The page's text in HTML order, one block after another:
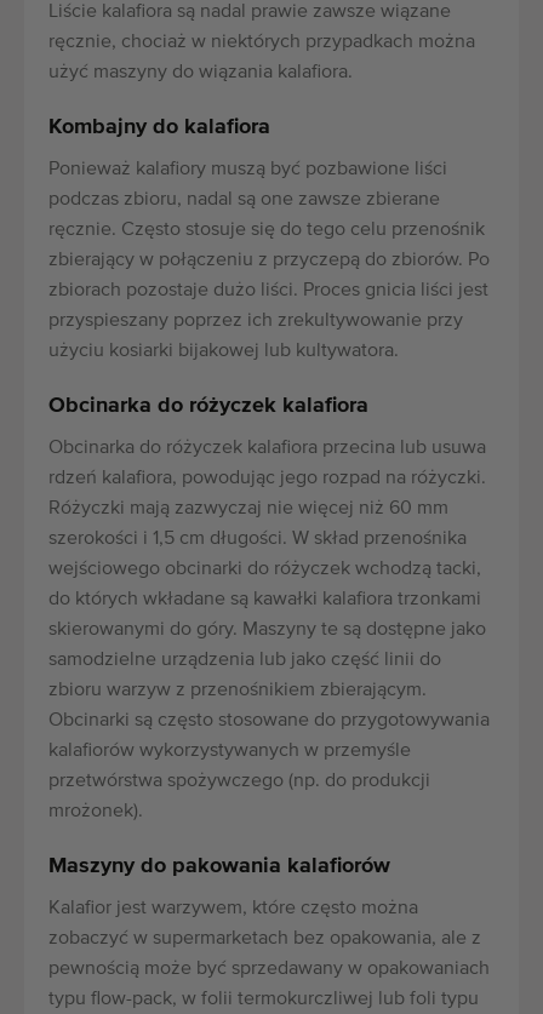
Liście kalafiora są nadal prawie zawsze wiązane
ręcznie, chociaż w niektórych przypadkach można
użyć maszyny do wiązania kalafiora.
Kombajny do kalafiora
Ponieważ kalafiory muszą być pozbawione liści
podczas zbioru, nadal są one zawsze zbierane
ręcznie. Często stosuje się do tego celu przenośnik
zbierający w połączeniu z przyczepą do zbiorów. Po
zbiorach pozostaje dużo liści. Proces gnicia liści jest
przyspieszany poprzez ich zrekultywowanie przy
użyciu kosiarki bijakowej lub kultywatora.
Obcinarka do różyczek kalafiora
Obcinarka do różyczek kalafiora przecina lub usuwa
rdzeń kalafiora, powodując jego rozpad na różyczki.
Różyczki mają zazwyczaj nie więcej niż 60 mm
szerokości i 1,5 cm długości. W skład przenośnika
wejściowego obcinarki do różyczek wchodzą tacki,
do których wkładane są kawałki kalafiora trzonkami
skierowanymi do góry. Maszyny te są dostępne jako
samodzielne urządzenia lub jako część linii do
zbioru warzyw z przenośnikiem zbierającym.
Obcinarki są często stosowane do przygotowywania
kalafiorów wykorzystywanych w przemyśle
przetwórstwa spożywczego (np. do produkcji
mrożonek).
Maszyny do pakowania kalafiorów
Kalafior jest warzywem, które często można
zobaczyć w supermarketach bez opakowania, ale z
pewnością może być sprzedawany w opakowaniach
typu flow-pack, w folii termokurczliwej lub foli typu